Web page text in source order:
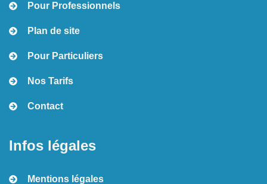
Pour Professionnels
Plan de site
Pour Particuliers
Nos Tarifs
Contact
Infos légales
Mentions légales